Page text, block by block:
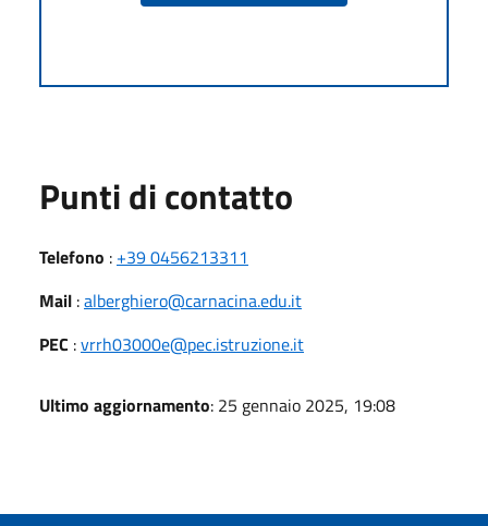
Punti di contatto
Telefono : +39 0456213311
Mail :alberghiero@carnacina.edu.it
PEC :vrrh03000e@pec.istruzione.it
Ultimo aggiornamento: 25 gennaio 2025, 19:08